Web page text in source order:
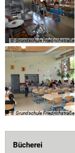
© Grundschule Friedrichstraße
© Grundschule Friedrichstraße
Bücherei